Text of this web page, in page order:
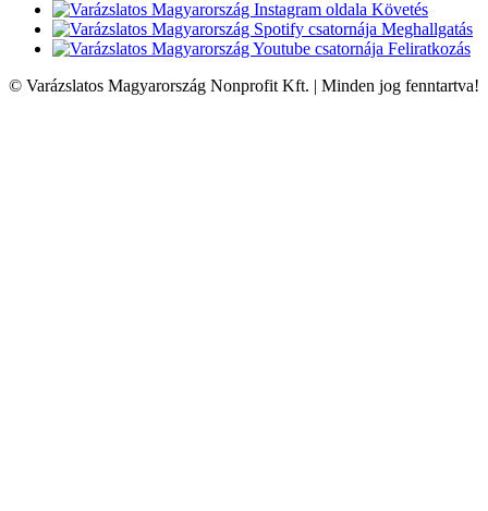
Követés
Meghallgatás
Feliratkozás
© Varázslatos Magyarország Nonprofit Kft. | Minden jog fenntartva!